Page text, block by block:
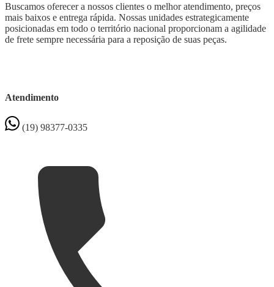
Buscamos oferecer a nossos clientes o melhor atendimento, preços
mais baixos e entrega rápida. Nossas unidades estrategicamente
posicionadas em todo o território nacional proporcionam a agilidade
de frete sempre necessária para a reposição de suas peças.
Atendimento
(19) 98377-0335